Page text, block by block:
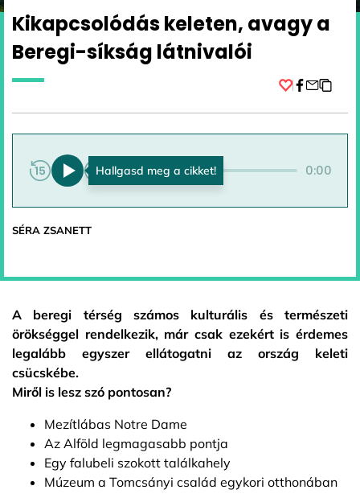
Kikapcsolódás keleten, avagy a
Beregi-síkság látnivalói
0:00 0:00
SÉRA ZSANETT
A beregi térség számos kulturális és természeti
örökséggel rendelkezik, már csak ezekért is érdemes
legalább egyszer ellátogatni az ország keleti
csücskébe.
Miről is lesz szó pontosan?
Mezítlábas Notre Dame
Az Alföld legmagasabb pontja
Egy falubeli szokott találkahely
Múzeum a Tomcsányi család egykori otthonában